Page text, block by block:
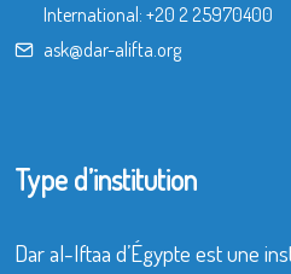
International: +20 2 25970400
ask@dar-alifta.org
Type d’institution
Dar al-Iftaa d’Égypte est une